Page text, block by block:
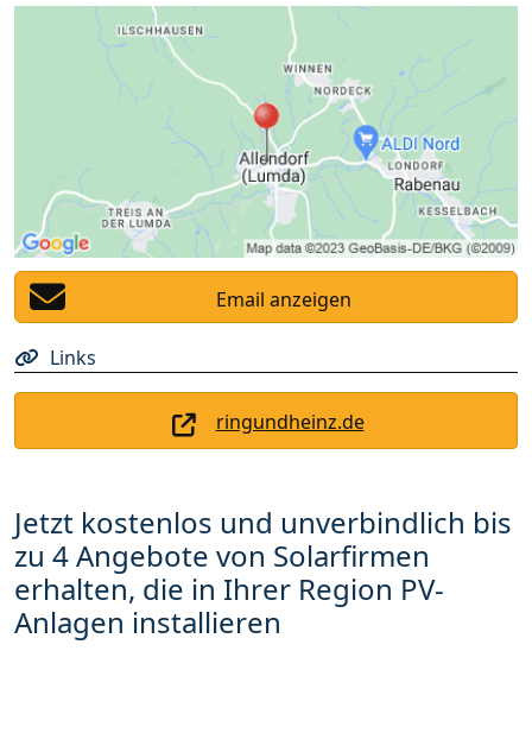
Email anzeigen
Links
ringundheinz.de
Jetzt kostenlos und unverbindlich bis
zu 4 Angebote von Solarfirmen
erhalten, die in Ihrer Region PV-
Anlagen installieren